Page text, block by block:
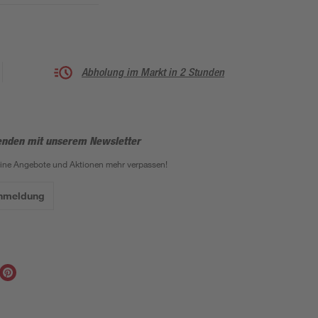
Abholung im Markt in 2 Stunden
mit unserem Newsletter
Angebote und Aktionen mehr verpassen!